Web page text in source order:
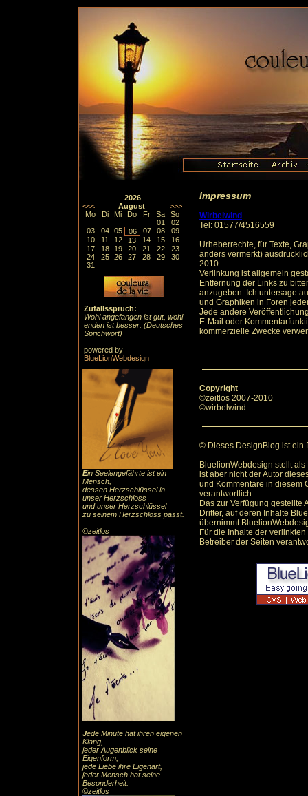
2026
<<<
August
>>>
Mo
Di Mi Do Fr Sa
So
01
02
03
04 05 06 07 08
09
10
11 12 13 14 15
16
17
18 19 20 21 22
23
24
25 26 27 28 29
30
31
Zufallsspruch:
Wohl angefangen ist gut, wohl
enden ist besser. (Deutsches
Sprichwort)
powered by
BlueLionWebdesign
Ein Seelengefährte ist ein
Mensch,
dessen Herzschlüssel in
unser Herzschloss
und unser Herzschlüssel
zu seinem Herzschloss passt.
©zeitlos
Jede Minute hat ihren eigenen
Klang,
jeder Augenblick seine
Eigenform,
jede Liebe ihre Eigenart,
jeder Mensch hat seine
Besonderheit.
©zeitlos
Impressum
Wirbelwind
Tel: 01577/4516559
Urheberrechte, für Texte,
anders vermerkt)
2010
Verlinkung ist allgemein
Entfernung der Links zu
anzugeben. Ich untersage
und Graphiken in Foren
Jede andere
E-Mail oder
kommerzielle Zwecke
Copyright
©zeitlos 2007-2010
©wirbelwind
© Dieses DesignBlog ist ein
BluelionWebdesign stellt
ist aber nicht der Autor
und Kommentare in diesem
verantwortlich.
Das zur Verfügung gestellte
Dritter, auf deren Inhalte
übernimmt
Für die Inhalte der
Betreiber der Seiten